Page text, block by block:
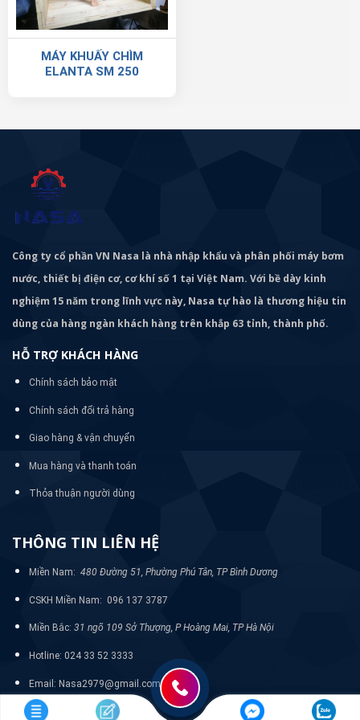
MÁY KHUẤY CHÌM
ELANTA SM 250
Công ty cổ phần VN Nasa là nhà nhập khẩu và phân phối máy bơm
nước, thiết bị điện cơ, cơ khí số 1 tại Việt Nam. Với bề dày kinh
nghiệm 15 năm trong lĩnh vực này, Nasa tự hào là thương hiệu tin
dùng của hàng ngàn khách hàng trên khắp 63 tỉnh, thành phố.
HỖ TRỢ KHÁCH HÀNG
Chính sách bảo mật
Chính sách đổi trả hàng
Giao hàng & vận chuyển
Mua hàng và thanh toán
Thỏa thuận người dùng
THÔNG TIN LIÊN HỆ
Miền Nam: 480 Đường 51, Phường Phú Tân, TP Bình Dương
CSKH Miền Nam: 096 137 3787
Miền Bắc: 31 ngõ 109 Sở Thượng, P Hoàng Mai, TP Hà Nội
Hotline: 024 33 52 3333
Email: Nasa2979@gmail.com